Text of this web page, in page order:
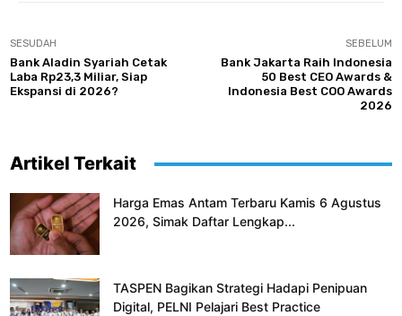
SESUDAH
Bank Aladin Syariah Cetak
Laba Rp23,3 Miliar, Siap
Ekspansi di 2026?
SEBELUM
Bank Jakarta Raih Indonesia
50 Best CEO Awards &
Indonesia Best COO Awards
2026
Artikel Terkait
Harga Emas Antam Terbaru Kamis 6 Agustus
2026, Simak Daftar Lengkap...
TASPEN Bagikan Strategi Hadapi Penipuan
Digital, PELNI Pelajari Best Practice